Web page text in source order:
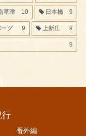
草津 10 日本橋 9
グ 9 上新庄 9
9
行
番外編